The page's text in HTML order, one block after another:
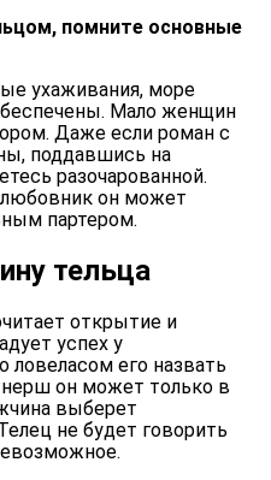
помните основные
ухаживания, море
Мало женщин
Даже если роман с
поддавшись на
разочарованной.
он может
партером.
тельца
открытие и
успех у
ловеласом его назвать
он может только в
выберет
не будет говорить